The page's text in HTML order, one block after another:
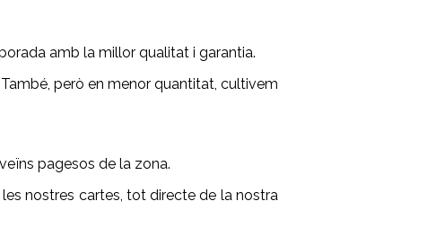
amb la millor qualitat i garantia.
però en menor quantitat, cultivem
pagesos de la zona.
nostres cartes, tot directe de la nostra